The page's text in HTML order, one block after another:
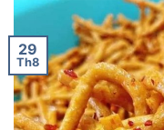
29
Th8